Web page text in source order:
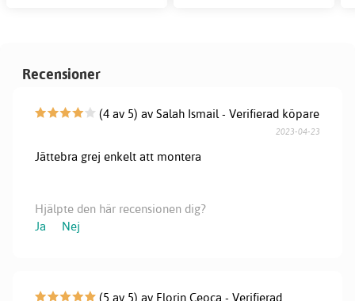
Recensioner
(4 av 5) av Salah Ismail - Verifierad köpare
2023-04-23
Jättebra grej enkelt att montera
Hjälpte den här recensionen dig?
Ja
Nej
(5 av 5) av Florin Ceoca - Verifierad